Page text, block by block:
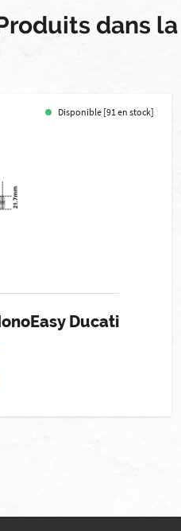
dans
Disponible [91 en stock]
Ducati